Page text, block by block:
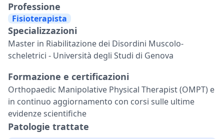
Professione
Fisioterapista
Specializzazioni
Master in Riabilitazione dei Disordini Muscolo-
scheletrici - Università degli Studi di Genova
Formazione e certificazioni
Orthopaedic Manipolative Physical Therapist (OMPT) e
in continuo aggiornamento con corsi sulle ultime
evidenze scientifiche
Patologie trattate